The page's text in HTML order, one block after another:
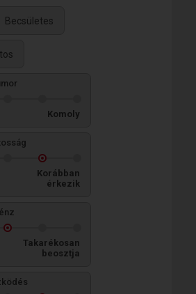
Becsületes
Komoly
Korábban
érkezik
Takarékosan
beosztja